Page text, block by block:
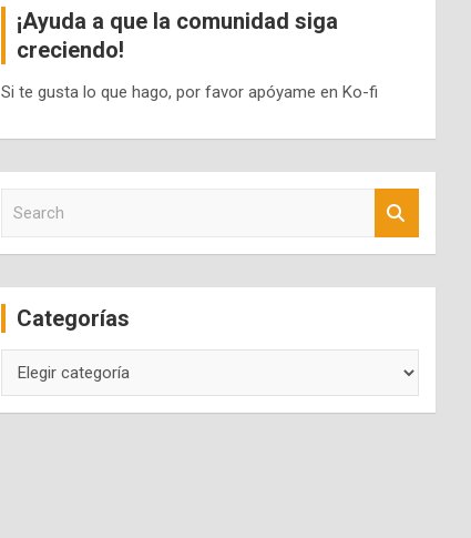
¡Ayuda a que la comunidad siga
creciendo!
Si te gusta lo que hago, por favor apóyame en Ko-fi
c
Categorías